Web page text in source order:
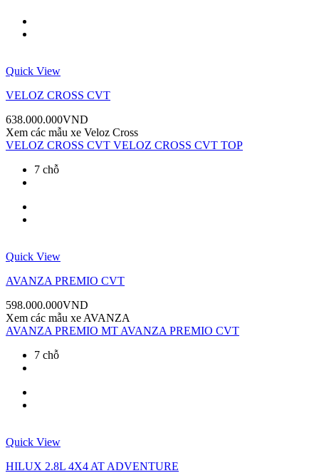
Quick View
VELOZ CROSS CVT
638.000.000VND
Xem các mẫu xe Veloz Cross
VELOZ CROSS CVT VELOZ CROSS CVT TOP
7 chỗ
Quick View
AVANZA PREMIO CVT
598.000.000VND
Xem các mẫu xe AVANZA
AVANZA PREMIO MT AVANZA PREMIO CVT
7 chỗ
Quick View
HILUX 2.8L 4X4 AT ADVENTURE